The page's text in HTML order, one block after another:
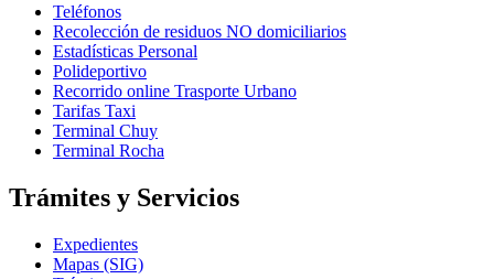
Teléfonos
Recolección de residuos NO domiciliarios
Estadísticas Personal
Polideportivo
Recorrido online Trasporte Urbano
Tarifas Taxi
Terminal Chuy
Terminal Rocha
Trámites y Servicios
Expedientes
Mapas (SIG)